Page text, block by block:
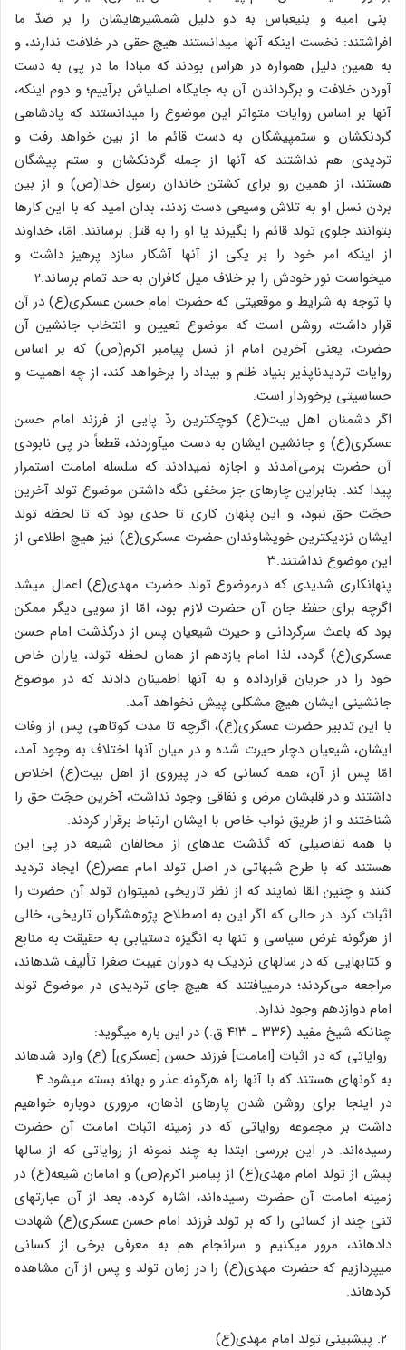
بنی امیه و بنی‏عباس به دو دلیل شمشیرهایشان را بر ضدّ ما
افراشتند: نخست اینکه آنها می‏دانستند هیچ حقی در خلافت ندارند، و
به همین دلیل همواره در هراس بودند که مبادا ما در پی به دست
آوردن خلافت و برگرداندن آن به جایگاه اصلی‏اش برآییم؛ و دوم اینکه،
آنها بر اساس روایات متواتر این موضوع را می‏دانستند که پادشاهی
گردنکشان و ستم‏پیشگان به دست قائم ما از بین خواهد رفت و
تردیدی هم نداشتند که آنها از جمله گردنکشان و ستم پیشگان
هستند، از همین رو برای کشتن خاندان رسول خدا(ص) و از بین
بردن نسل او به تلاش وسیعی دست زدند، بدان امید که با این کارها
بتوانند جلوی تولد قائم را بگیرند یا او را به قتل برسانند. امّا، خداوند
از اینکه امر خود را بر یکی از آنها آشکار سازد پرهیز داشت و
می‏خواست نور خودش را بر خلاف میل کافران به حد تمام برساند.۲
با توجه به شرایط و موقعیتی که حضرت امام حسن عسکری(ع) در آن
قرار داشت، روشن است که موضوع تعیین و انتخاب جانشین آن
حضرت، یعنی آخرین امام از نسل پیامبر اکرم‏(ص) که بر اساس
روایات تردیدناپذیر بنیاد ظلم و بیداد را برخواهد کند، از چه اهمیت و
حساسیتی برخوردار است.
اگر دشمنان اهل بیت‏(ع) کوچک‏ترین ردّ پایی از فرزند امام حسن
عسکری(ع) و جانشین ایشان به دست می‏آوردند، قطعاً در پی نابودی
آن حضرت برمی‌آمدند و اجازه نمی‏دادند که سلسله امامت استمرار
پیدا کند. بنابراین چاره‏ای جز مخفی نگه داشتن موضوع تولد آخرین
حجّت حق نبود، و این پنهان کاری تا حدی بود که تا لحظه تولد
ایشان نزدیک‏ترین خویشاوندان حضرت عسکری(ع) نیز هیچ اطلاعی از
این موضوع نداشتند.۳
پنهان‏کاری شدیدی که درموضوع تولد حضرت مهدی(ع) اعمال می‏شد
اگرچه برای حفظ جان آن حضرت لازم بود، امّا از سویی دیگر ممکن
بود که باعث سرگردانی و حیرت شیعیان پس از درگذشت امام حسن
عسکری(ع) گردد، لذا امام یازدهم از همان لحظه تولد، یاران خاص
خود را در جریان قرارداده و به آنها اطمینان دادند که در موضوع
جانشینی ایشان هیچ مشکلی پیش نخواهد آمد.
با این تدبیر حضرت عسکری(ع)، اگرچه تا مدت کوتاهی پس از وفات
ایشان، شیعیان دچار حیرت شده و در میان آنها اختلاف به وجود آمد،
امّا پس از آن، همه کسانی که در پیروی از اهل بیت‏(ع) اخلاص
داشتند و در قلبشان مرض و نفاقی وجود نداشت، آخرین حجّت حق را
شناختند و از طریق نواب خاص با ایشان ارتباط برقرار کردند.
با همه تفاصیلی که گذشت عده‏ای از مخالفان شیعه در پی این
هستند که با طرح شبهاتی در اصل تولد امام عصر(ع) ایجاد تردید
کنند و چنین القا نمایند که از نظر تاریخی نمی‏توان تولد آن حضرت را
اثبات کرد. در حالی که اگر این به اصطلاح پژوهشگران تاریخی، خالی
از هرگونه غرض سیاسی و تنها به انگیزه دستیابی به حقیقت به منابع
و کتاب‏هایی که در سال‏های نزدیک به دوران غیبت صغرا تألیف شده‏اند،
مراجعه می‌کردند؛ درمی‏یافتند که هیچ جای تردیدی در موضوع تولد
امام دوازدهم وجود ندارد.
چنان‏که شیخ مفید (۳۳۶ ـ ۴۱۳ ق.) در این باره می‏گوید:
روایاتی که در اثبات [امامت] فرزند حسن [عسکری] (ع) وارد شده‏اند
به گونه‏ای هستند که با آنها راه هرگونه عذر و بهانه بسته می‏شود.۴
در اینجا برای روشن شدن پاره‏ای اذهان، مروری دوباره خواهیم
داشت بر مجموعه روایاتی که در زمینه اثبات امامت آن حضرت
رسیده‌اند. در این بررسی ابتدا به چند نمونه از روایاتی که از سال‏ها
پیش از تولد امام مهدی(ع) از پیامبر اکرم‏(ص) و امامان شیعه‏(ع) در
زمینه امامت آن حضرت رسیده‌اند، اشاره کرده، بعد از آن عبارت‏های
تنی چند از کسانی را که بر تولد فرزند امام حسن عسکری(ع) شهادت
داده‏اند، مرور می‏کنیم و سرانجام هم به معرفی برخی از کسانی
می‏پردازیم که حضرت مهدی(ع) را در زمان تولد و پس از آن مشاهده
کرده‏اند.